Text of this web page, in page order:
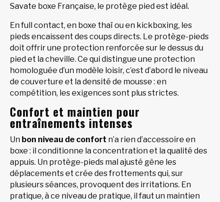
Savate boxe Française, le protège pied est idéal.
En full contact, en boxe thaï ou en kickboxing, les
pieds encaissent des coups directs. Le protège-pieds
doit offrir une protection renforcée sur le dessus du
pied et la cheville. Ce qui distingue une protection
homologuée d’un modèle loisir, c’est d’abord le niveau
de couverture et la densité de mousse : en
compétition, les exigences sont plus strictes.
Confort et maintien pour
entraînements intenses
Un bon niveau de confort n’a rien d’accessoire en
boxe : il conditionne la concentration et la qualité des
appuis. Un protège-pieds mal ajusté gêne les
déplacements et crée des frottements qui, sur
plusieurs séances, provoquent des irritations. En
pratique, à ce niveau de pratique, il faut un maintien